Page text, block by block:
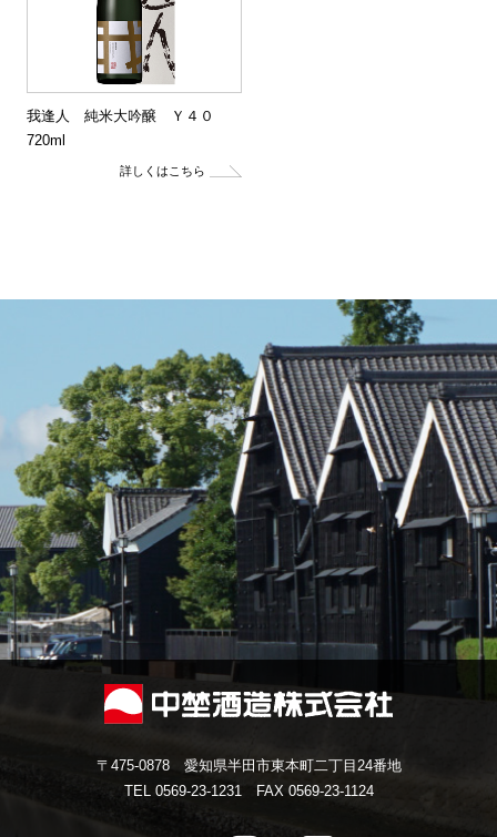
我逢人 純米大吟醸 Ｙ４０
720ml
〒475-0878 愛知県半田市東本町二丁目24番地
TEL 0569-23-1231 FAX 0569-23-1124